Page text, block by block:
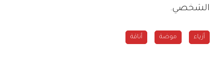
الشخصي.
أزياء موضة أناقة